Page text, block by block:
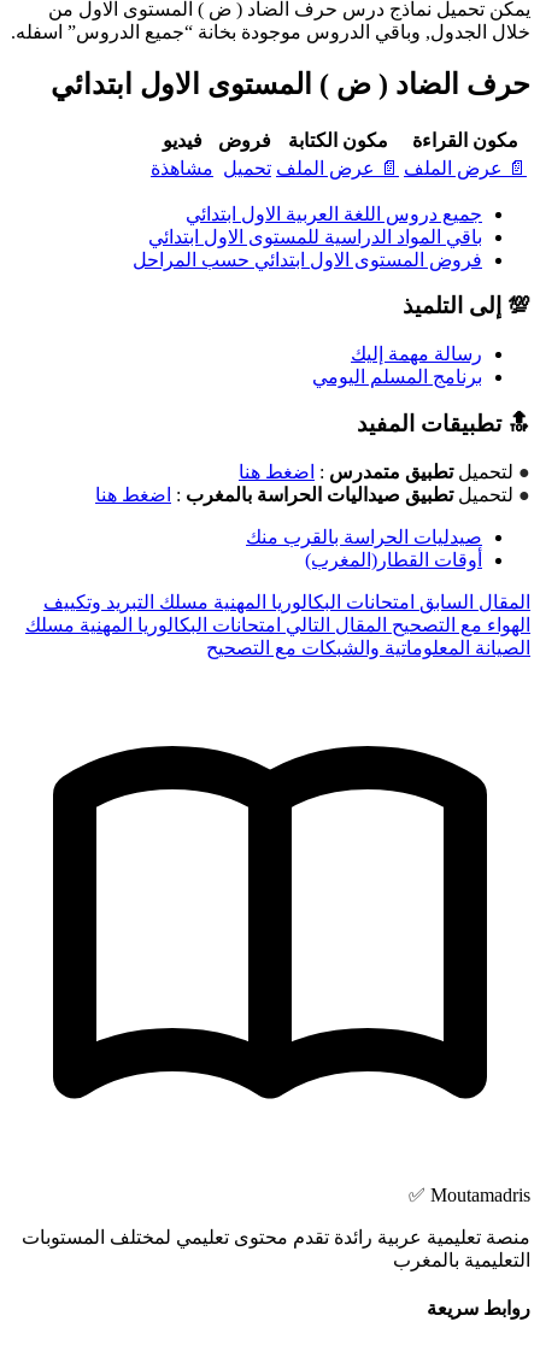
يمكن تحميل نماذج درس حرف الضاد ( ض ) المستوى الاول من
خلال الجدول, وباقي الدروس موجودة بخانة “جميع الدروس” اسفله.
حرف الضاد ( ض ) المستوى الاول ابتدائي
مكون القراءة مكون الكتابة فروض
فيديو
📄 عرض الملف 📄 عرض الملف تحميل مشاهذة
جميع دروس اللغة العربية الاول ابتدائي
باقي المواد الدراسية للمستوى الاول ابتدائي
فروض المستوى الاول ابتدائي حسب المراحل
💯 إلى التلميذ
رسالة مهمة إليك
برنامج المسلم اليومي
🔝 تطبيقات المفيد
● لتحميلتطبيق متمدرس : اضغط هنا
● لتحميلتطبيق صيداليات الحراسة بالمغرب : اضغط هنا
صيدليات الحراسة بالقرب منك
أوقات القطار(المغرب)
المقال السابق امتحانات البكالوريا المهنية مسلك التبريد وتكييف
الهواء مع التصحيح المقال التالي امتحانات البكالوريا المهنية مسلك
الصيانة المعلوماتية والشبكات مع التصحيح
Moutamadris ✅
منصة تعليمية عربية رائدة تقدم محتوى تعليمي لمختلف المستوبات
التعليمية بالمغرب
روابط سريعة